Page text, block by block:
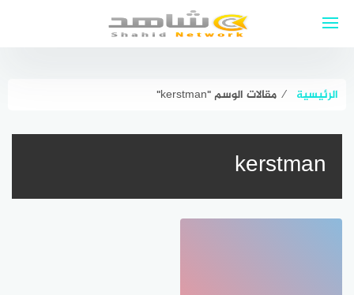
الرئيسية ⁄ مقالات الوسم "kerstman"
kerstman